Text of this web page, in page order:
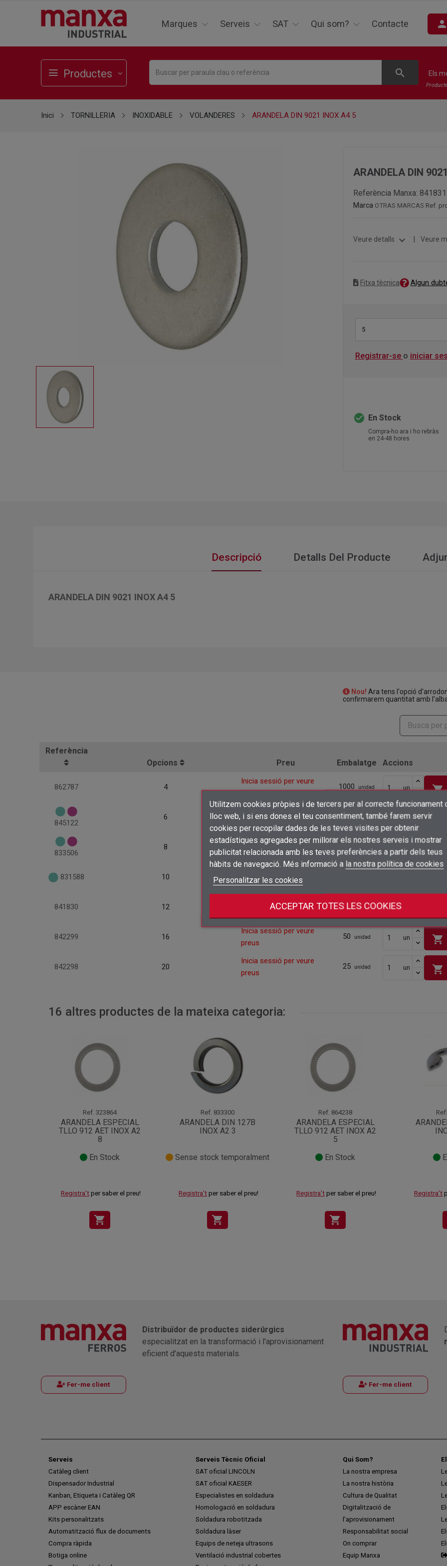
Afegir a la llista de desitjos×
add_circle_outline
Crear una llista de desitjos ×
Nom de la llista de desitjos
Crear una llista de desitjos
Connectar-se
Cal que connecteu per a desar els productes a la vostra llista de desitjos.
Marques Serveis SAT Qui som? Contacte person
Productes search Els
Utilitzem cookies pròpies i de tercers per al correcte funcionament
lloc web, i si ens dones el teu consentiment, també farem servir
cookies per recopilar dades de les teves visites per obtenir
estadístiques agregades per millorar els nostres serveis i mostrar
publicitat relacionada amb les teves preferències a partir dels teus
hàbits de navegació. Més informació a la nostra política de cookies
Personalitzar les cookies
ACCEPTAR TOTES LES COOKIES
Inici TORNILLERIA INOXIDABLE VOLANDERES ARANDELA DIN 9021 INOX A4 5
ARANDELA DIN
Referència Manxa: 841831
Marca OTRAS MARCAS Ref.
Veure detalls expand_more Veure
Fitxa tècnica Algun
5
Registrar-se o iniciar
check_circle En Stock
Compra-ho ara i ho rebràs
en 24-48 hores
Descripció Detalls Del Producte
ARANDELA DIN 9021 INOX A4 5
Nou! Ara tens l'opció
confirmarem quantitat amb
Referència
Opcions
Preu Embalatge Accions
862787 4
Inicia sessió per veure
preus
1000 unidad un shopping_cart
845122
6
Inicia sessió per veure
1000 unidad un
833506
8
Inicia sessió per veure
preus
200 unidad un shopping_cart
831588 10
Inicia sessió per veure
preus
841830 12
Inicia sessió per veure
100 unidad
842299 16
Inicia sessió per veure
preus
50 unidad un shopping_cart
842298 20
Inicia sessió per veure
preus
25 unidad un shopping_cart
16 altres productes de la mateixa categoria:
Ref. 323864
ARANDELA ESPECIAL
TLLO 912 AET INOX A2
8
En Stock
Registra't per saber el preu!
shopping_cart
Ref. 833300
ARANDELA DIN 127B
INOX A2 3
Sense stock temporalment
Registra't per saber el preu!
shopping_cart
Ref. 864238
ARANDELA ESPECIAL
TLLO 912 AET INOX A2
5
En Stock
Registra't per saber el preu!
shopping_cart
Ref.
Registra't
Fer-me client
Distribuïdor de productes siderúrgics
especialitzat en la transformació i l'aprovisionament
eficient d'aquests materials.
Fer-me client
Serveis
Catàleg client
Dispensador Industrial
Kanban, Etiqueta i Catàleg QR
APP escàner EAN
Kits personalitzats
Automatització flux de documents
Compra ràpida
Botiga online
Serveis Tècnic Oficial
SAT oficial LINCOLN
SAT oficial KAESER
Especialistes en soldadura
Homologació en soldadura
Soldadura robotitzada
Soldadura làser
Equips de neteja ultrasons
Ventilació industrial cobertes
Qui Som?
La nostra empresa
La nostra història
Cultura de Qualitat
Digitalització de
l’aprovisionament
Responsabilitat social
On comprar
Equip Manxa